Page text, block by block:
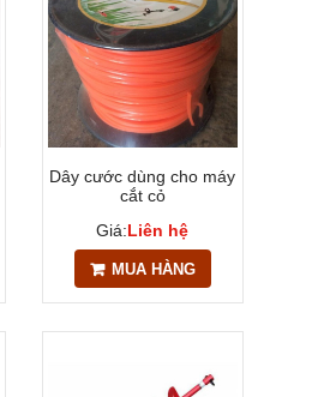
Dây cước dùng cho máy
cắt cỏ
Giá:Liên hệ
MUA HÀNG